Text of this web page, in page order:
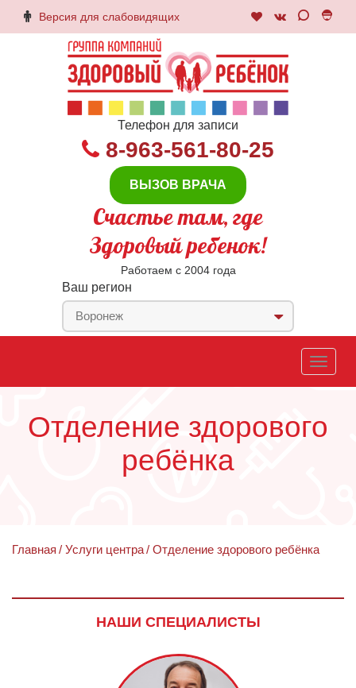
Версия для слабовидящих
Телефон для записи
8-963-561-80-25
ВЫЗОВ ВРАЧА
Счастье там, где
Здоровый ребенок!
Работаем с 2004 года
Ваш регион
Воронеж
Toggle
Отделение здорового
ребёнка
Главная Услуги центра Отделение здорового ребёнка
НАШИ СПЕЦИАЛИСТЫ